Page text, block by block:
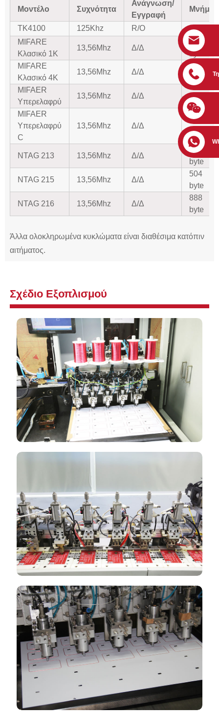
Μοντέλο Συχνότητα
Ανάγνωση/
Εγγραφή
Μνήμη
ΤΚ4100 125Khz R/O
64 bit
MIFARE
Κλασικό 1K
13,56Mhz Δ/Δ
1K
byte
MIFARE
Κλασικό 4K
13,56Mhz Δ/Δ 4k byte
MIFAER
Υπερελαφρύ
13,56Mhz Δ/Δ 512 bit
MIFAER
Υπερελαφρύ
C
13,56Mhz Δ/Δ
1536
bit
NTAG 213 13,56Mhz Δ/Δ
144
byte
NTAG 215 13,56Mhz Δ/Δ
504
byte
NTAG 216 13,56Mhz Δ/Δ
888
byte
Άλλα ολοκληρωμένα κυκλώματα είναι διαθέσιμα κατόπιν
αιτήματος.
Σχέδιο Εξοπλισμού